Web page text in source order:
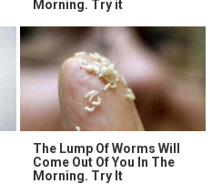
Morning. Try it
The Lump Of Worms Will
Come Out Of You In The
Morning. Try It